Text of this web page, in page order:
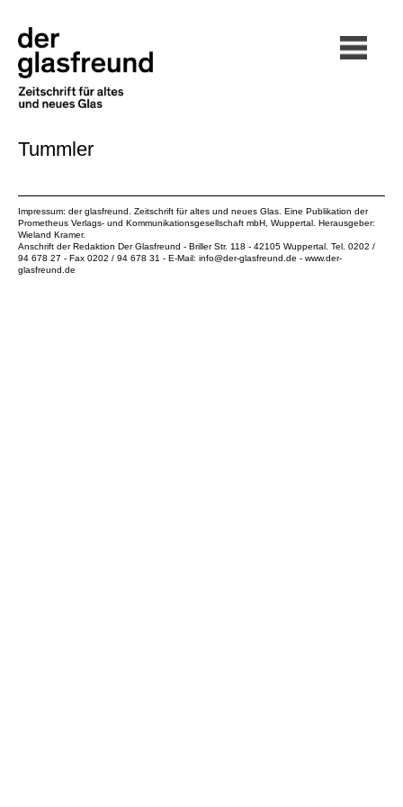
Tummler
Impressum: der glasfreund. Zeitschrift für altes und neues Glas. Eine Publikation der
Prometheus Verlags- und Kommunikationsgesellschaft mbH , Wuppertal. Herausgeber:
Wieland Kramer.
Anschrift der Redaktion Der Glasfreund - Briller Str. 118 - 42105 Wuppertal. Tel. 0202 /
94 678 27 - Fax 0202 / 94 678 31 - E-Mail: info@der-glasfreund.de - www.der-
glasfreund.de